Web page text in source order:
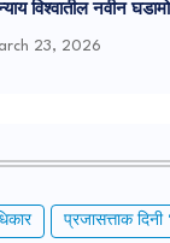
विश्वातील नवीन
23, 2026
प्रजासत्ताक दिनी